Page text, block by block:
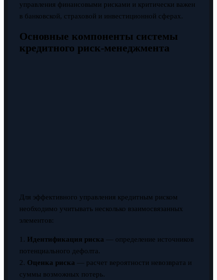
управления финансовыми рисками и критически важен
в банковской, страховой и инвестиционной сферах.
Основные компоненты системы
кредитного риск-менеджмента
Для эффективного управления кредитным риском
необходимо учитывать несколько взаимосвязанных
элементов:
1. Идентификация риска — определение источников
потенциального дефолта.
2. Оценка риска — расчет вероятности невозврата и
суммы возможных потерь.